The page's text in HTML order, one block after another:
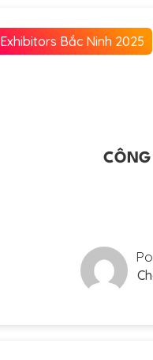
Exhibitors Bắc Ninh 2025